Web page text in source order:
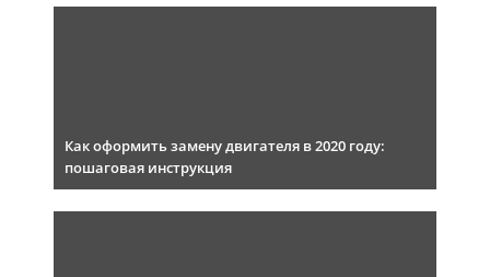
Как оформить замену двигателя в 2020 году:
пошаговая инструкция